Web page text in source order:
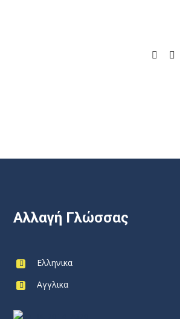
Αλλαγή Γλώσσας
Ελληνικα
Αγγλικα